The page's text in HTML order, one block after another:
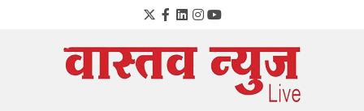
Twitter
Facebook
LinkedIn
Instagram
YouTube